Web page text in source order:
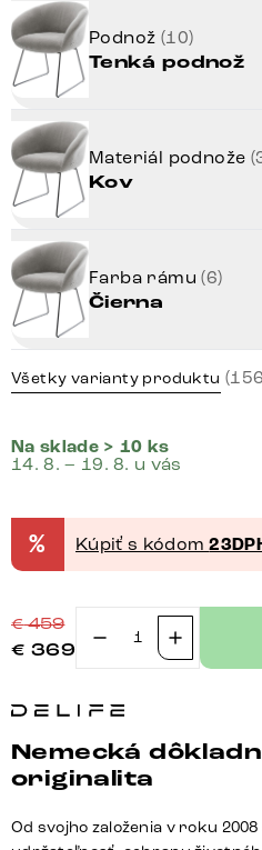
Podnož (10)
Tenká podnož
Materiál podnože
Kov
Farba rámu(6)
Čierna
Všetky varianty produktu
Na sklade > 10 ks
14. 8. – 19. 8. u vás
% Kúpiť s kódom
€459
€ 369
množstvo
stolička
Flex
s
opierkami
texturovaná
Nemecká
originalita
Od svojho založenia v roku